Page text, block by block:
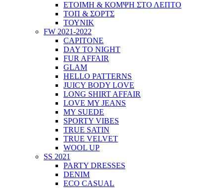
ΕΤΟΙΜΗ & ΚΟΜΨΗ ΣΤΟ ΛΕΠΤΟ
ΤΟΠ & ΣΟΡΤΣ
ΤΟΥΝΙΚ
FW 2021-2022
CAPITONE
DAY TO NIGHT
FUR AFFAIR
GLAM
HELLO PATTERNS
JUICY BODY LOVE
LONG SHIRT AFFAIR
LOVE MY JEANS
MY SUEDE
SPORTY VIBES
TRUE SATIN
TRUE VELVET
WOOL UP
SS 2021
PARTY DRESSES
DENIM
ECO CASUAL